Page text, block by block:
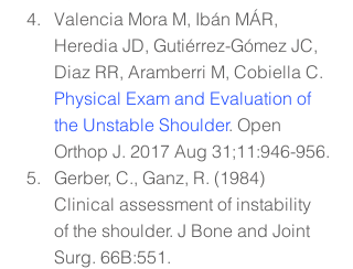
Valencia Mora M, Ibán MÁR,
Heredia JD, Gutiérrez-Gómez JC,
Diaz RR, Aramberri M, Cobiella C.
Physical Exam and Evaluation of
the Unstable Shoulder. Open
Orthop J. 2017 Aug 31;11:946-956.
Gerber, C., Ganz, R. (1984)
Clinical assessment of instability
of the shoulder. J Bone and Joint
Surg. 66B:551.